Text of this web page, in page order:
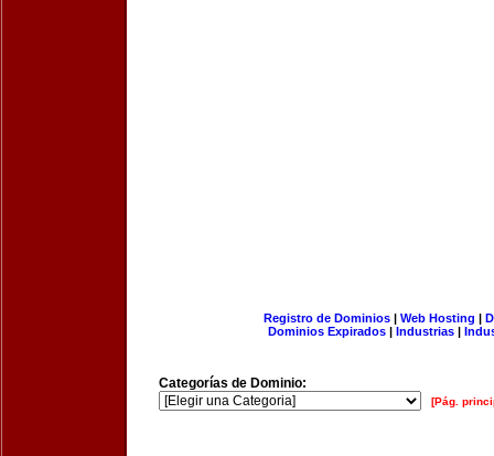
Registro de Dominios| Web Hosting |
Dominios Expirados | Industrias |
Categorías de Dominio:
[Pág.